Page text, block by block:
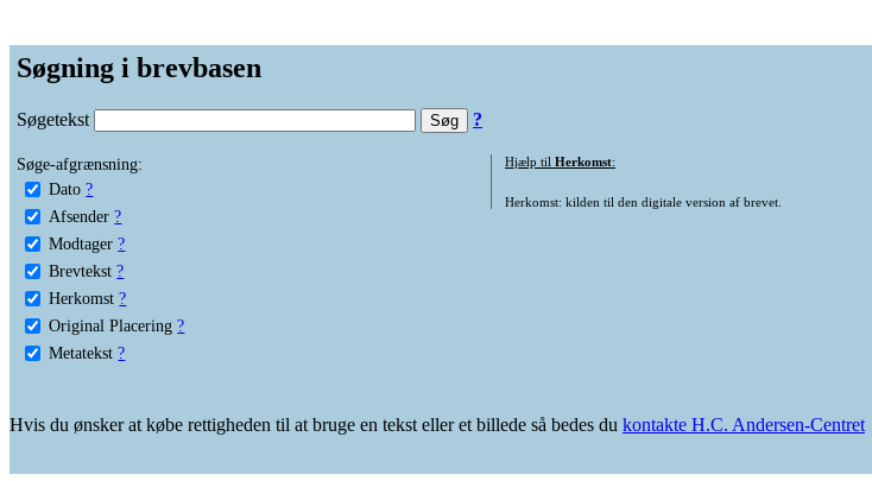
Søgning i brevbasen
Søgetekst ?
Søge-afgrænsning:
Dato ?
Afsender ?
Modtager ?
Brevtekst ?
Herkomst ?
Original Placering ?
Metatekst ?
Hjælp til Herkomst:
Herkomst: kilden til den digitale version af brevet.
Hvis du ønsker at købe rettigheden til at bruge en tekst eller et billede så bedes du kontakte H.C. Andersen-Centret